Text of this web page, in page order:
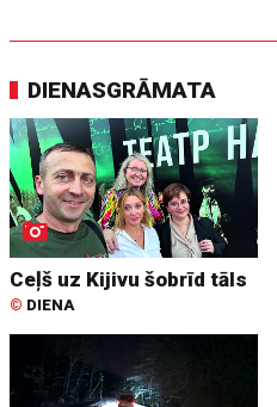
DIENASGRĀMATA
Ceļš uz Kijivu šobrīd tāls
© DIENA